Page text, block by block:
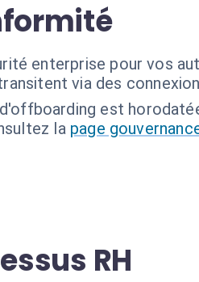
enterprise pour vos
via des
est
la page
RH